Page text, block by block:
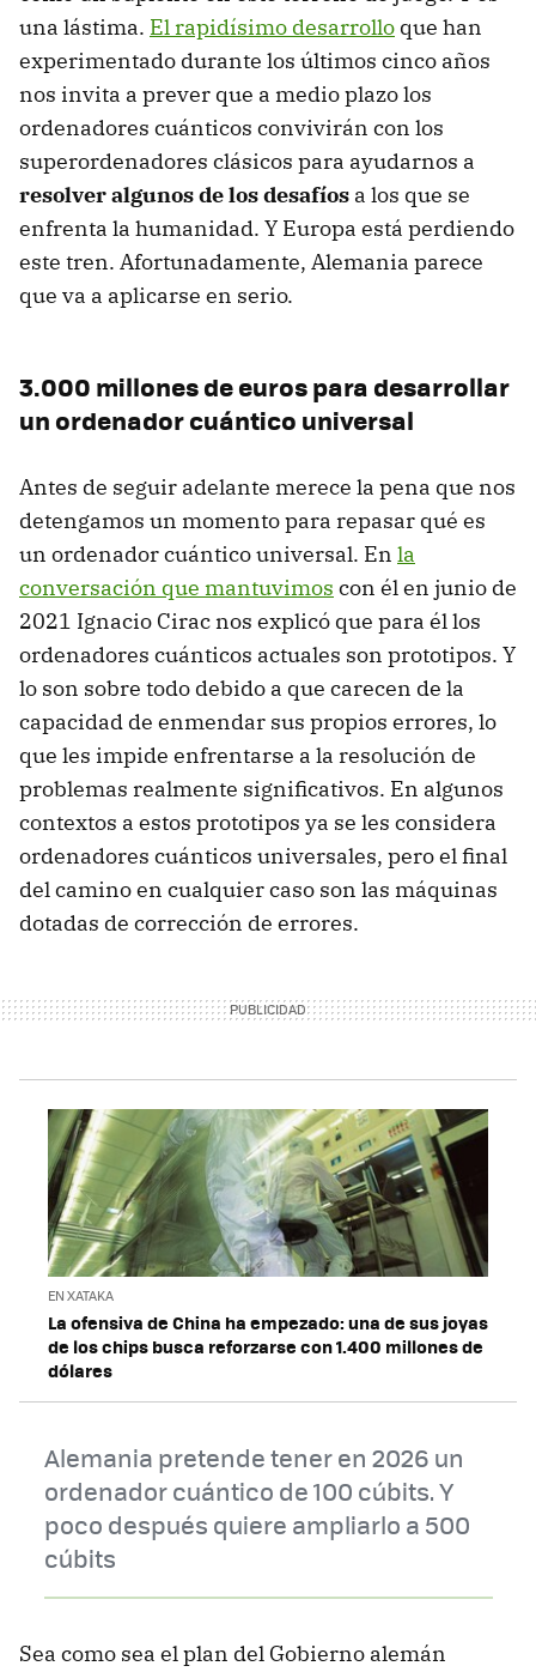
una lástima. El rapidísimo desarrollo que han
experimentado durante los últimos cinco años
nos invita a prever que a medio plazo los
ordenadores cuánticos convivirán con los
superordenadores clásicos para ayudarnos a
resolver algunos de los desafíos a los que se
enfrenta la humanidad. Y Europa está perdiendo
este tren. Afortunadamente, Alemania parece
que va a aplicarse en serio.
3.000 millones de euros para desarrollar
un ordenador cuántico universal
Antes de seguir adelante merece la pena que nos
detengamos un momento para repasar qué es
un ordenador cuántico universal. En la
conversación que mantuvimos con él en junio de
2021 Ignacio Cirac nos explicó que para él los
ordenadores cuánticos actuales son prototipos. Y
lo son sobre todo debido a que carecen de la
capacidad de enmendar sus propios errores, lo
que les impide enfrentarse a la resolución de
problemas realmente significativos. En algunos
contextos a estos prototipos ya se les considera
ordenadores cuánticos universales, pero el final
del camino en cualquier caso son las máquinas
dotadas de corrección de errores.
EN XATAKA
La ofensiva de China ha empezado: una de sus joyas
de los chips busca reforzarse con 1.400 millones de
dólares
Alemania pretende tener en 2026 un
ordenador cuántico de 100 cúbits. Y
poco después quiere ampliarlo a 500
cúbits
Sea como sea el plan del Gobierno alemán